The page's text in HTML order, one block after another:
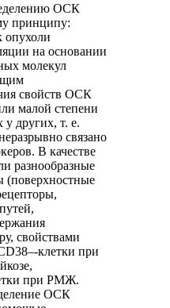
ОСК
принципу:
опухоли
на основании
молекул
свойств ОСК
малой степени
других, т. е.
связано
В качестве
разнообразные
(поверхностные
свойствами
клетки при
при РМЖ.
ОСК